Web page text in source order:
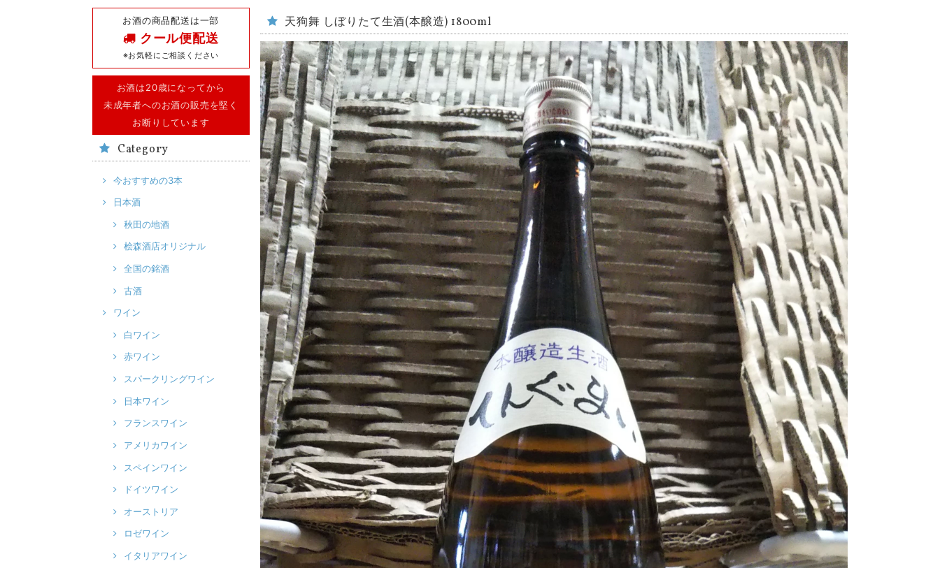
お酒の商品配送は一部
クール便配送
※お気軽にご相談ください
お酒は20歳になってから
未成年者へのお酒の販売を堅く
お断りしています
Category
今おすすめの3本
日本酒
秋田の地酒
桧森酒店オリジナル
全国の銘酒
古酒
ワイン
白ワイン
赤ワイン
スパークリングワイン
日本ワイン
フランスワイン
アメリカワイン
スペインワイン
ドイツワイン
オーストリア
ロゼワイン
イタリアワイン
天狗舞 しぼりたて生酒(本醸造) 1800ml